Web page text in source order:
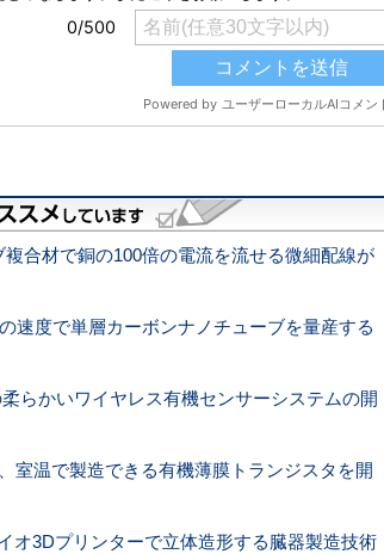
合材で銅の100倍の電流を流せる微細配線が
速度で単層カーボンナノチューブを量産する
らかいワイヤレス有機センサーシステムの開
室温で製造できる有機薄膜トランジスタを開
オ3Dプリンターで立体造形する臓器製造技術